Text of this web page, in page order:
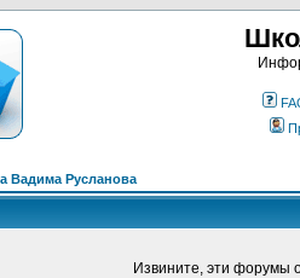
Вадима Русланова
Извините, эти форумы